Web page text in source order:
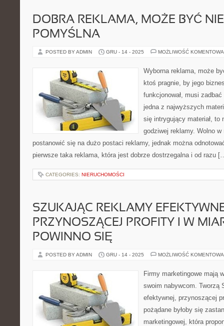
DOBRA REKLAMA, MOŻE BYĆ
POMYŚLNA
POSTED BY ADMIN GRU - 14 - 2025 MOŻLIWOŚĆ
Wyborna reklama, może
ktoś pragnie, by jego
funkcjonował, musi
jedna z najwyższych
się intrygujący materiał, to
godziwej reklamy. Wolno
postanowić się na dużo postaci reklamy, jednak można
pierwsze taka reklama, która jest dobrze dostrzegalna i od razu
CATEGORIES: NIERUCHOMOŚCI
SZUKAJĄC REKLAMY
PRZYNOSZĄCEJ PROFITY I W
POWINNO SIĘ
POSTED BY ADMIN GRU - 14 - 2025 MOŻLIWOŚĆ
Firmy marketingowe mają
swoim nabywcom. Tworzą
efektywnej, przynoszącej
pożądane byłoby się
marketingowej, która